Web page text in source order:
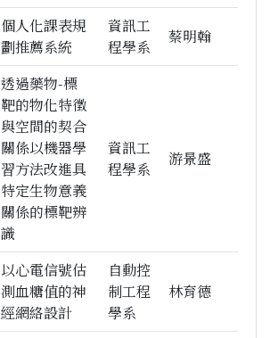
個人化課表規
劃推薦系統
資訊工
程學系
蔡明翰
透過藥物-標
靶的物化特徵
與空間的契合
關係以機器學
習方法改進具
特定生物意義
關係的標靶辨
識
資訊工
程學系
游景盛
以心電信號估
測血糖值的神
經網絡設計
自動控
制工程
學系
林育德